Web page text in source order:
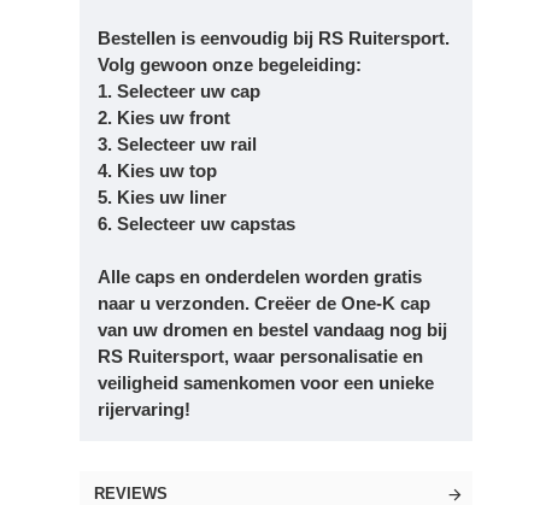
Bestellen is eenvoudig bij RS Ruitersport.
Volg gewoon onze begeleiding:
1. Selecteer uw cap
2. Kies uw front
3. Selecteer uw rail
4. Kies uw top
5. Kies uw liner
6. Selecteer uw capstas
Alle caps en onderdelen worden gratis
naar u verzonden. Creëer de One-K cap
van uw dromen en bestel vandaag nog bij
RS Ruitersport, waar personalisatie en
veiligheid samenkomen voor een unieke
rijervaring!
REVIEWS